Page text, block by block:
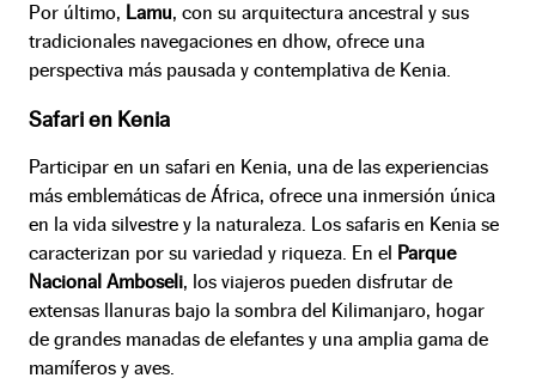
Por último, Lamu, con su arquitectura ancestral y sus
tradicionales navegaciones en dhow, ofrece una
perspectiva más pausada y contemplativa de Kenia.
Safari en Kenia
Participar en un safari en Kenia, una de las experiencias
más emblemáticas de África, ofrece una inmersión única
en la vida silvestre y la naturaleza. Los safaris en Kenia se
caracterizan por su variedad y riqueza. En el Parque
Nacional Amboseli, los viajeros pueden disfrutar de
extensas llanuras bajo la sombra del Kilimanjaro, hogar
de grandes manadas de elefantes y una amplia gama de
mamíferos y aves.